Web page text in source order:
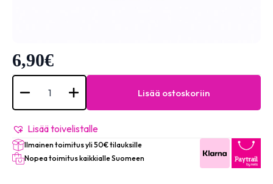
6,90€
Nail
Care
Remover
Lisää ostoskoriin
Lisää toivelistalle
Ilmainen toimitus yli 50€ tilauksille
Nopea toimitus kaikkialle Suomeen